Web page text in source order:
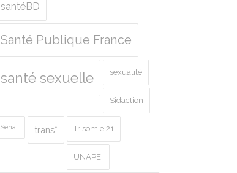
santéBD
Santé Publique France
santé sexuelle sexualité
Sidaction
Sénat trans* Trisomie 21
UNAPEI